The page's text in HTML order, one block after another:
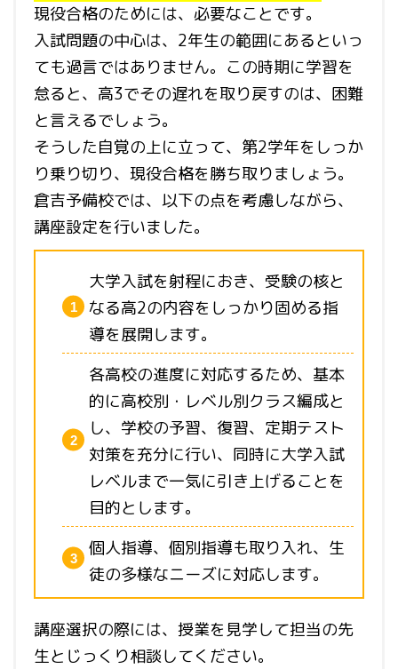
現役合格のためには、必要なことです。
入試問題の中心は、2年生の範囲にあるといっ
ても過言ではありません。この時期に学習を
怠ると、高3でその遅れを取り戻すのは、困難
と言えるでしょう。
そうした自覚の上に立って、第2学年をしっか
り乗り切り、現役合格を勝ち取りましょう。
倉吉予備校では、以下の点を考慮しながら、
講座設定を行いました。
大学入試を射程におき、受験の核と
なる高2の内容をしっかり固める指
導を展開します。
各高校の進度に対応するため、基本
的に高校別・レベル別クラス編成と
し、学校の予習、復習、定期テスト
対策を充分に行い、同時に大学入試
レベルまで一気に引き上げることを
目的とします。
個人指導、個別指導も取り入れ、生
徒の多様なニーズに対応します。
講座選択の際には、授業を見学して担当の先
生とじっくり相談してください。